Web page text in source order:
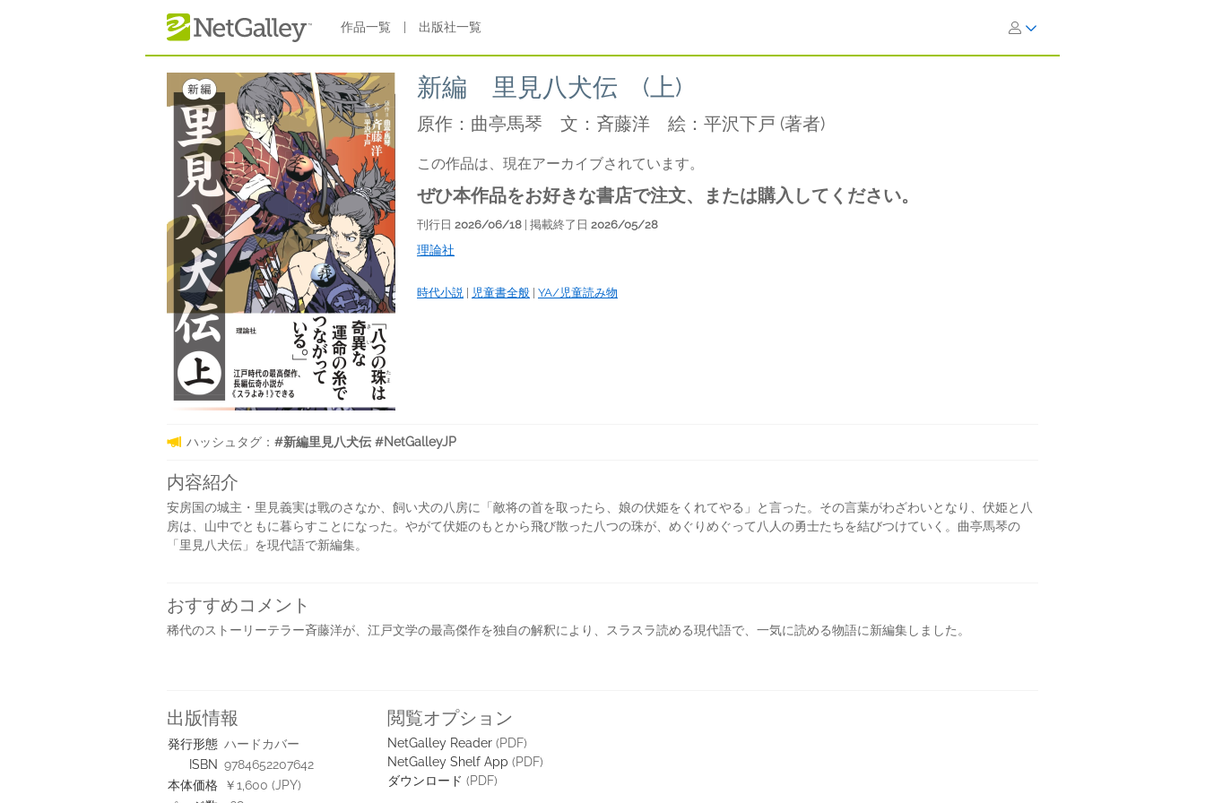
作品一覧 出版社一覧
新編 里見八犬伝 (上)
原作：曲亭馬琴 文：斉藤洋 絵：平沢下戸 (著者)
この作品は、現在アーカイブされています。
ぜひ本作品をお好きな書店で注文、または購入してください。
刊行日 2026/06/18 | 掲載終了日 2026/05/28
理論社
時代小説 児童書全般 YA/児童読み物
ハッシュタグ： #新編里見八犬伝 #NetGalleyJP
内容紹介
安房国の城主・里見義実は戰のさなか、飼い犬の八房に「敵将の首を取ったら、娘の伏姫をくれてやる」と言った。その言葉がわざわいとなり、伏姫と八
房は、山中でともに暮らすことになった。やがて伏姫のもとから飛び散った八つの珠が、めぐりめぐって八人の勇士たちを結びつけていく。曲亭馬琴の
「里見八犬伝」を現代語で新編集。
おすすめコメント
稀代のストーリーテラー斉藤洋が、江戸文学の最高傑作を独自の解釈により、スラスラ読める現代語で、一気に読める物語に新編集しました。
出版情報
発行形態 ハードカバー
ISBN 9784652207642
本体価格
￥1,600 (JPY)
閲覧オプション
NetGalley Reader (PDF)
NetGalley Shelf App (PDF)
ダウンロード (PDF)